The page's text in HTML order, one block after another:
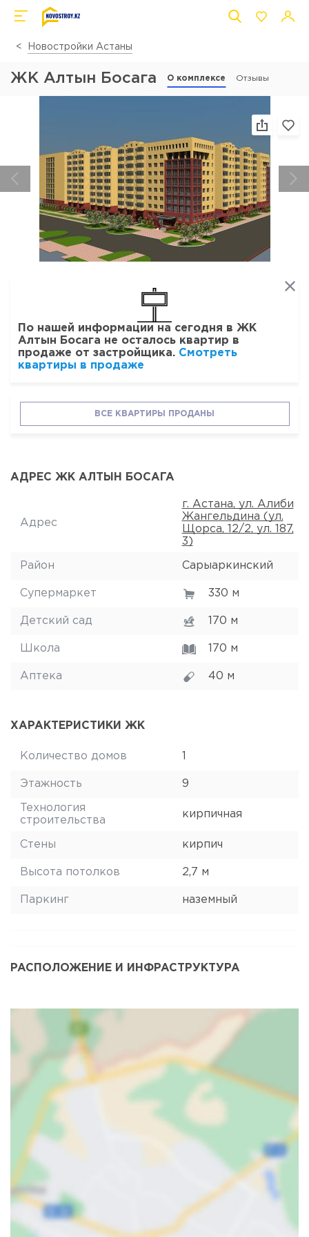
Новостройки Астаны
ЖК Алтын Босага О комплексе Отзывы
По нашей информации на сегодня в ЖК
Алтын Босага не осталось квартир в
продаже от застройщика. Смотреть
квартиры в продаже
ВСЕ КВАРТИРЫ ПРОДАНЫ
АДРЕС ЖК АЛТЫН БОСАГА
Адрес
г. Астана, ул. Алиби
Жангельдина (ул.
Щорса, 12/2, ул. 187,
3)
Район Сарыаркинский
Супермаркет 330 м
Детский сад 170 м
Школа 170 м
Аптека 40 м
ХАРАКТЕРИСТИКИ ЖК
Количество домов
Этажность 9
Технология
строительства
кирпичная
Стены кирпич
Высота потолков 2,7 м
Паркинг наземный
РАСПОЛОЖЕНИЕ И ИНФРАСТРУКТУРА